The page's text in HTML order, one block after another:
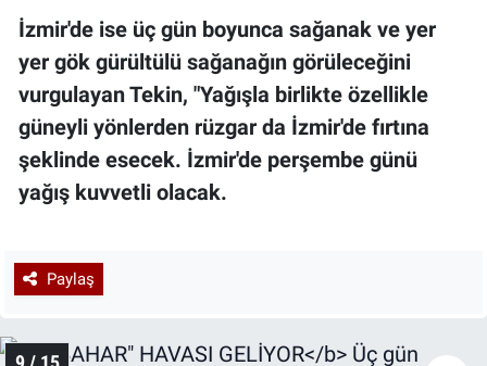
İzmir'de ise üç gün boyunca sağanak ve yer
yer gök gürültülü sağanağın görüleceğini
vurgulayan Tekin, "Yağışla birlikte özellikle
güneyli yönlerden rüzgar da İzmir'de fırtına
şeklinde esecek. İzmir'de perşembe günü
yağış kuvvetli olacak.
Paylaş